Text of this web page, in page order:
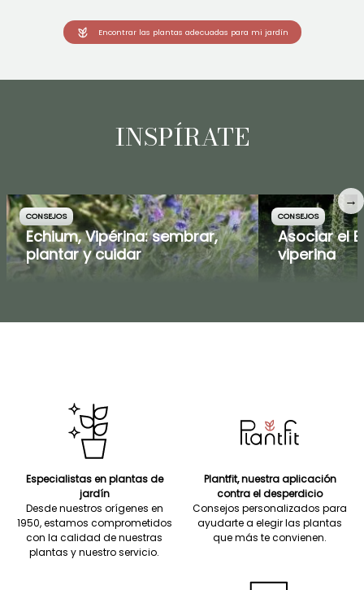
Encontrar las plantas adecuadas para mi jardín
INSPÍRATE
CONSEJOS
Echium, Vipérina: sembrar,
plantar y cuidar
CONSEJOS
Asociar el
viperina
→
Especialistas en plantas de
jardín
Desde nuestros orígenes en
1950, estamos comprometidos
con la calidad de nuestras
plantas y nuestro servicio.
Plantfit, nuestra aplicación
contra el desperdicio
Consejos personalizados para
ayudarte a elegir las plantas
que más te convienen.